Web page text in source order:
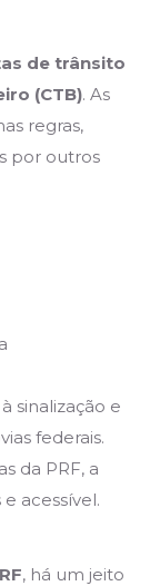
de trânsito
(CTB). As
regras,
por outros
sinalização e
federais.
da PRF, a
acessível.
, há um jeito